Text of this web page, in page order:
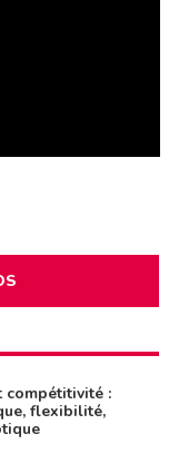
compétitivité :
flexibilité,